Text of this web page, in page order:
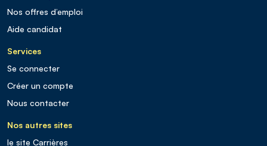
Nos offres d’emploi
Aide candidat
Services
Se connecter
Créer un compte
Nous contacter
Nos autres sites
le site Carrières